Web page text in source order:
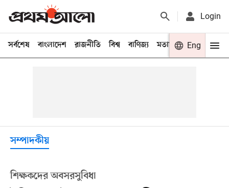
Login
সর্বশেষ বাংলাদেশ রাজনীতি বিশ্ব বাণিজ্য মতামত খেলা
Eng
সম্পাদকীয়
শিক্ষকদের অবসরসুবিধা